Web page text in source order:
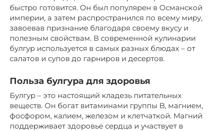
быстро готовится. Он был популярен в Османской
империи, а затем распространился по всему миру,
завоевав признание благодаря своему вкусу и
полезным свойствам. В современной кулинарии
булгур используется в самых разных блюдах – от
салатов и супов до гарниров и десертов.
Польза булгура для здоровья
Булгур – это настоящий кладезь питательных
веществ. Он богат витаминами группы B, магнием,
фосфором, калием, железом и клетчаткой. Магний
поддерживает здоровье сердца и участвует в